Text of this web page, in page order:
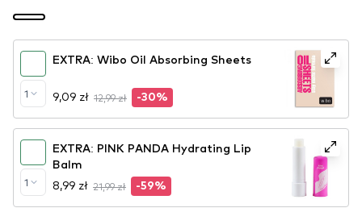
1
EXTRA: Wibo Oil Absorbing Sheets
9,09 zł 12,99 zł -30%
1
EXTRA: PINK PANDA Hydrating Lip
Balm
8,99 zł 21,99 zł -59%